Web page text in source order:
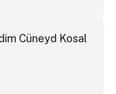
Cüneyd Kosal